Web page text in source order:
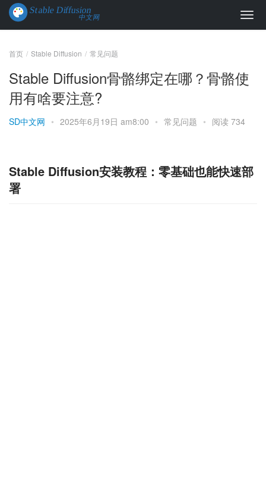
首页 Stable Diffusion 常见问题
Stable Diffusion骨骼绑定在哪？骨骼使
用有啥要注意?
SD中文网 • 2025年6月19日 am8:00 • 常见问题 • 阅读 734
Stable Diffusion安装教程：零基础也能快速部
署